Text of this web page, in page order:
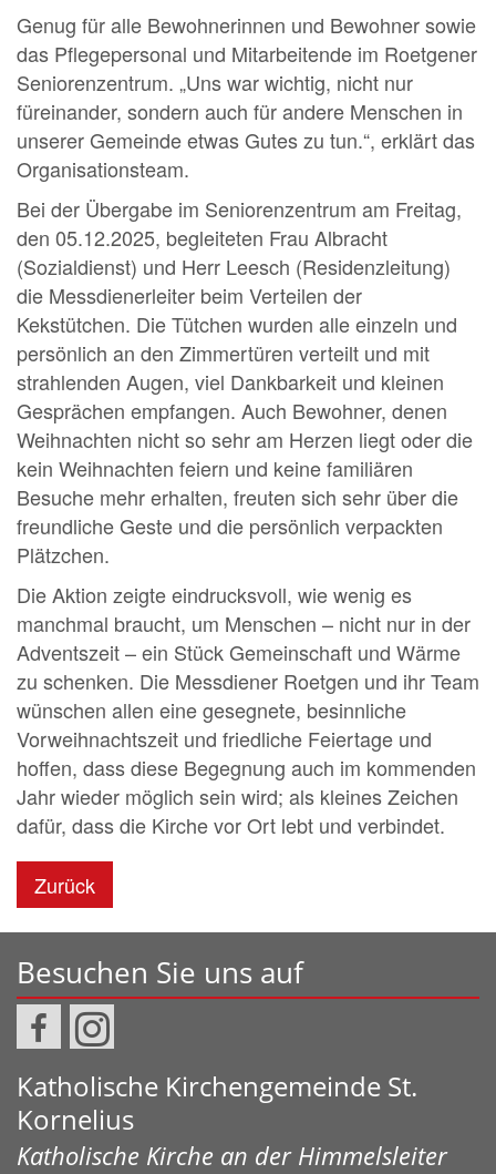
Genug für alle Bewohnerinnen und Bewohner sowie
das Pflegepersonal und Mitarbeitende im Roetgener
Seniorenzentrum. „Uns war wichtig, nicht nur
füreinander, sondern auch für andere Menschen in
unserer Gemeinde etwas Gutes zu tun.“, erklärt das
Organisationsteam.
Bei der Übergabe im Seniorenzentrum am Freitag,
den 05.12.2025, begleiteten Frau Albracht
(Sozialdienst) und Herr Leesch (Residenzleitung)
die Messdienerleiter beim Verteilen der
Kekstütchen. Die Tütchen wurden alle einzeln und
persönlich an den Zimmertüren verteilt und mit
strahlenden Augen, viel Dankbarkeit und kleinen
Gesprächen empfangen. Auch Bewohner, denen
Weihnachten nicht so sehr am Herzen liegt oder die
kein Weihnachten feiern und keine familiären
Besuche mehr erhalten, freuten sich sehr über die
freundliche Geste und die persönlich verpackten
Plätzchen.
Die Aktion zeigte eindrucksvoll, wie wenig es
manchmal braucht, um Menschen – nicht nur in der
Adventszeit – ein Stück Gemeinschaft und Wärme
zu schenken. Die Messdiener Roetgen und ihr Team
wünschen allen eine gesegnete, besinnliche
Vorweihnachtszeit und friedliche Feiertage und
hoffen, dass diese Begegnung auch im kommenden
Jahr wieder möglich sein wird; als kleines Zeichen
dafür, dass die Kirche vor Ort lebt und verbindet.
Zurück
Besuchen Sie uns auf
Katholische Kirchengemeinde St.
Kornelius
Katholische Kirche an der Himmelsleiter